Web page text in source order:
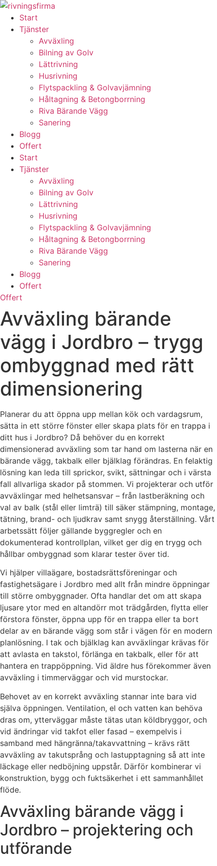
Skip
content
Start
Tjänster
Avväxling
Bilning av Golv
Lättrivning
Husrivning
Flytspackling & Golvavjämning
Håltagning & Betongborrning
Riva Bärande Vägg
Sanering
Blogg
Offert
Start
Tjänster
Avväxling
Bilning av Golv
Lättrivning
Husrivning
Flytspackling & Golvavjämning
Håltagning & Betongborrning
Riva Bärande Vägg
Sanering
Blogg
Offert
Offert
Avväxling bärande
vägg i Jordbro – trygg
ombyggnad med rätt
dimensionering
Planerar du att öppna upp mellan kök och vardagsrum,
sätta in ett större fönster eller skapa plats för en trappa i
ditt hus i Jordbro? Då behöver du en korrekt
dimensionerad avväxling som tar hand om lasterna när en
bärande vägg, takbalk eller bjälklag förändras. En felaktig
lösning kan leda till sprickor, svikt, sättningar och i värsta
fall allvarliga skador på stommen. Vi projekterar och utför
avväxlingar med helhetsansvar – från lastberäkning och
val av balk (stål eller limträ) till säker stämpning, montage,
tätning, brand- och ljudkrav samt snygg återställning. Vårt
arbetssätt följer gällande byggregler och en
dokumenterad kontrollplan, vilket ger dig en trygg och
hållbar ombyggnad som klarar tester över tid.
Vi hjälper villaägare, bostadsrättsföreningar och
fastighetsägare i Jordbro med allt från mindre öppningar
till större ombyggnader. Ofta handlar det om att skapa
ljusare ytor med en altandörr mot trädgården, flytta eller
förstora fönster, öppna upp för en trappa eller ta bort
delar av en bärande vägg som står i vägen för en modern
planlösning. I tak och bjälklag kan avväxlingar krävas för
att avlasta en takstol, förlänga en takbalk, eller för att
hantera en trappöppning. Vid äldre hus förekommer även
avväxling i timmerväggar och vid murstockar.
Behovet av en korrekt avväxling stannar inte bara vid
själva öppningen. Ventilation, el och vatten kan behöva
dras om, ytterväggar måste tätas utan köldbryggor, och
vid ändringar vid takfot eller fasad – exempelvis i
samband med hängränna/takavvattning – krävs rätt
avväxling av takutsprång och lastupptagning så att inte
läckage eller nedböjning uppstår. Därför kombinerar vi
konstruktion, bygg och fuktsäkerhet i ett sammanhållet
flöde.
Avväxling bärande vägg i
Jordbro – projektering och
utförande